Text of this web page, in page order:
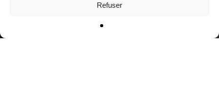
Refuser